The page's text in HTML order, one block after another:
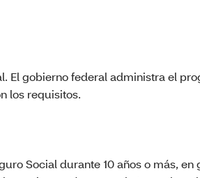
El gobierno federal administra el
los requisitos.
Social durante 10 años o más, en